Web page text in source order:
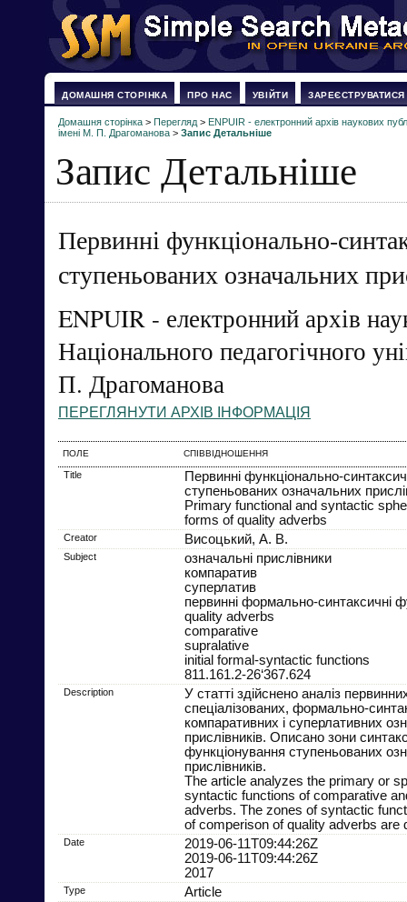
ДОМАШНЯ СТОРІНКА ПРО НАС УВІЙТИ ЗАРЕЄСТРУВАТИСЯ
Домашня сторінка > Перегляд > ENPUIR - електронний архів наукових
імені М. П. Драгоманова > Запис Детальніше
Запис Детальніше
Первинні функціонально-
ступеньованих означальних
ENPUIR - електронний архів
Національного педагогічного
П. Драгоманова
ПЕРЕГЛЯНУТИ АРХІВ ІНФОРМАЦІЯ
ПОЛЕ СПІВВІДНОШЕННЯ
Title
Первинні функціонально-
ступеньованих означальних
Primary functional and syntactic
forms of quality adverbs
Creator Висоцький, А. В.
Subject
означальні прислівники
компаратив
суперлатив
первинні формально-синтаксичні
quality adverbs
comparative
supralative
initial formal-syntactic functions
811.161.2-26‘367.624
Description
У статті здійснено аналіз
спеціалізованих, формально-
компаративних і суперлативних
прислівників. Описано зони
функціонування ступеньованих
прислівників.
The article analyzes the primary or
syntactic functions of comparative
adverbs. The zones of syntactic
of comperison of quality adverbs are
Date
2019-06-11T09:44:26Z
2019-06-11T09:44:26Z
2017
Type Article